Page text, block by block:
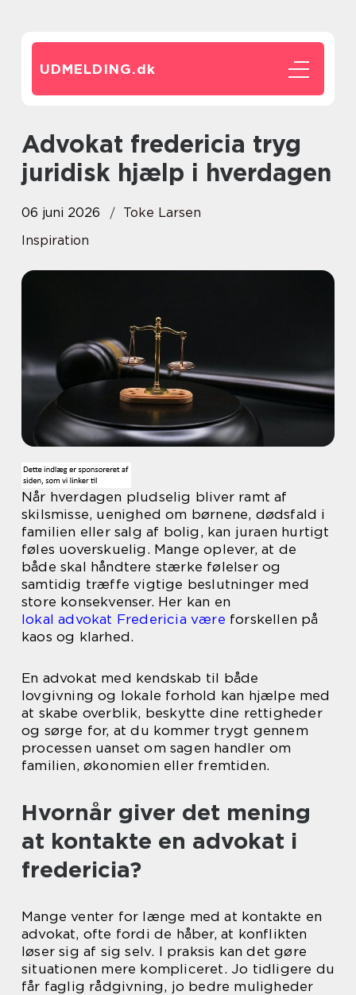
UDMELDING.dk
Advokat fredericia tryg
juridisk hjælp i hverdagen
06 juni 2026
Toke Larsen
Inspiration
Når hverdagen pludselig bliver ramt af
skilsmisse, uenighed om børnene, dødsfald i
familien eller salg af bolig, kan juraen hurtigt
føles uoverskuelig. Mange oplever, at de
både skal håndtere stærke følelser og
samtidig træffe vigtige beslutninger med
store konsekvenser. Her kan en
lokal advokat Fredericia være forskellen på
kaos og klarhed.
En advokat med kendskab til både
lovgivning og lokale forhold kan hjælpe med
at skabe overblik, beskytte dine rettigheder
og sørge for, at du kommer trygt gennem
processen uanset om sagen handler om
familien, økonomien eller fremtiden.
Hvornår giver det mening
at kontakte en advokat i
fredericia?
Mange venter for længe med at kontakte en
advokat, ofte fordi de håber, at konflikten
løser sig af sig selv. I praksis kan det gøre
situationen mere kompliceret. Jo tidligere du
får faglig rådgivning, jo bedre muligheder